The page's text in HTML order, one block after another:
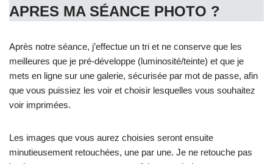
APRES MA SÉANCE PHOTO ?
Après notre séance, j’effectue un tri et ne conserve que les
meilleures que je pré-développe (luminosité/teinte) et que je
mets en ligne sur une galerie, sécurisée par mot de passe, afin
que vous puissiez les voir et choisir lesquelles vous souhaitez
voir imprimées.
Les images que vous aurez choisies seront ensuite
minutieusement retouchées, une par une. Je ne retouche pas